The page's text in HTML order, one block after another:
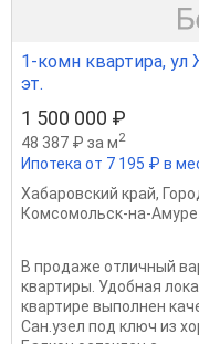
1-комн квартира, ул
эт.
1 500 000 ₽
48 387 ₽ за м2
Ипотека от 7 195 ₽ в
Хабаровский край,
Комсомольск-на-Амуре
В продаже отличный
квартиры. Удобная
квартире выполнен
Сан.узел под ключ из